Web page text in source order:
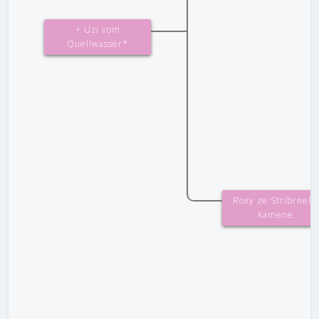
+ Uzi vom
Quellwasser*
Roxy ze Stribrneho
kamene